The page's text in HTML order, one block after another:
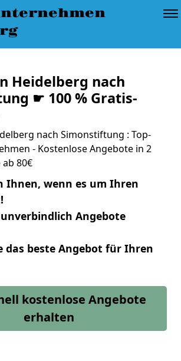
Heidelberg nach
☛ 100 % Gratis-
nach Simonstiftung : Top-
- Kostenlose Angebote in 2
80€
Ihnen, wenn es um Ihren
Angebote
das beste Angebot für Ihren
kostenlose Angebote
erhalten